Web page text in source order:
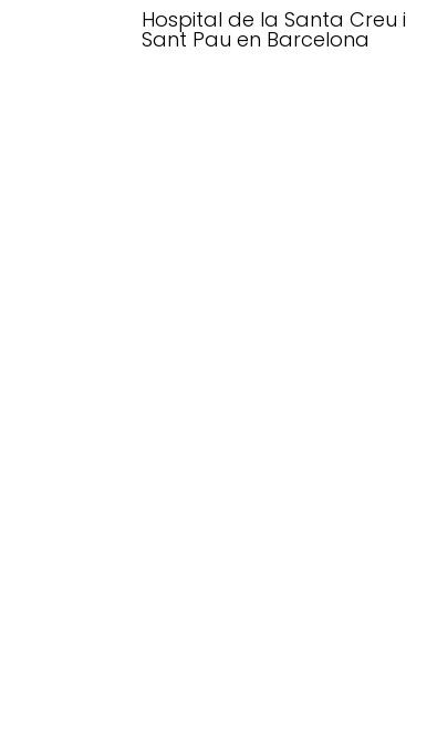
Hospital de la Santa Creu i
Sant Pau en Barcelona